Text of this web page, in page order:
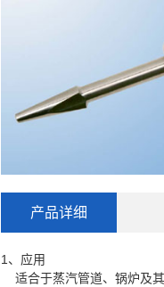
产品详细
1、应用
适合于蒸汽管道、锅炉及其